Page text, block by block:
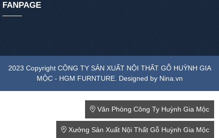
FANPAGE
2023 Copyright CÔNG TY SẢN XUẤT NỘI THẤT GỖ HUỲNH GIA
MỘC - HGM FURNTURE. Designed by Nina.vn
Văn Phòng Công Ty Huỳnh Gia Mộc
Xưởng Sản Xuất Nội Thất Gỗ Huỳnh Gia Mộc